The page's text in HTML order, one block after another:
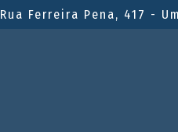
Rua Ferreira Pena, 417 -